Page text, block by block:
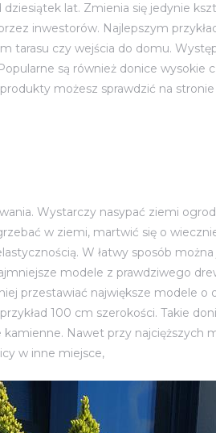
lat. Zmienia się jedynie
inwestorów. Najlepszym
tarasu czy wejścia do domu.
są również donice wysokie
możesz sprawdzić na
Wystarczy nasypać ziemi
w ziemi, martwić się o
W łatwy sposób
modele z prawdziwego
przestawiać największe modele o
100 cm szerokości. Takie
Nawet przy najcięższych
w inne miejsce,